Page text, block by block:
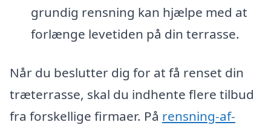
grundig rensning kan hjælpe med at
forlænge levetiden på din terrasse.
Når du beslutter dig for at få renset din
træterrasse, skal du indhente flere tilbud
fra forskellige firmaer. På rensning-af-